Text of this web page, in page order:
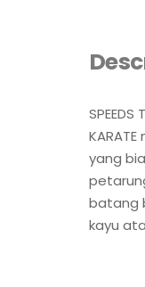
SPEEDS
yang
batang
kayu